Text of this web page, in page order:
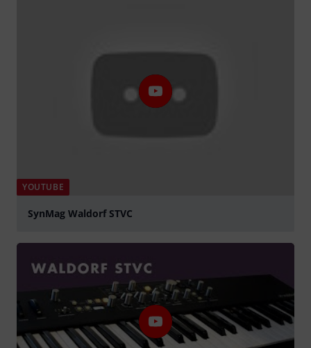
YOUTUBE
SynMag Waldorf STVC